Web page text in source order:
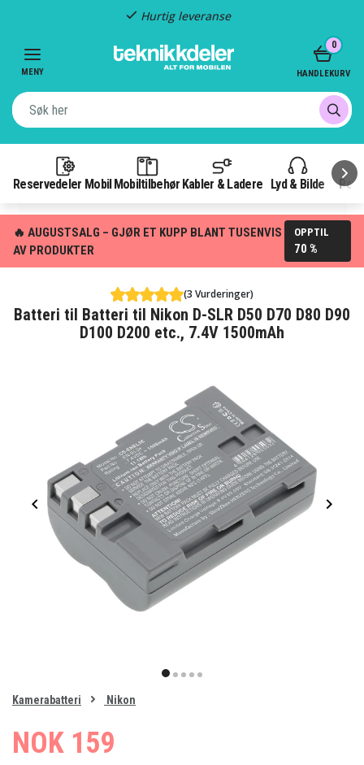
Hurtig leveranse
MENY
Reservedeler Mobil Mobiltilbehør Kabler & Ladere Lyd & Bilde
0
HANDLEKURV
🔥 AUGUSTSALG – GJØR ET KUPP BLANT TUSENVIS
AV PRODUKTER
OPPTIL
70 %
(3 Vurderinger)
Batteri til Batteri til Nikon D-SLR D50 D70 D80 D90
D100 D200 etc., 7.4V 1500mAh
item
of
Kamerabatteri Nikon
NOK 159